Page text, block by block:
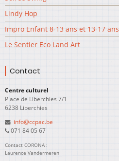
Lindy Hop
Impro Enfant 8-13 ans et 13-17 ans
Le Sentier Eco Land Art
Contact
Centre culturel
Place de Liberchies 7/1
6238 Liberchies
info@ccpac.be
071 84 05 67
Contact CORONA :
Laurence Vandermeren